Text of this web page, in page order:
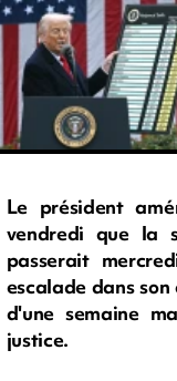
Le président
vendredi que la
passerait
escalade dans
d'une semaine
justice.